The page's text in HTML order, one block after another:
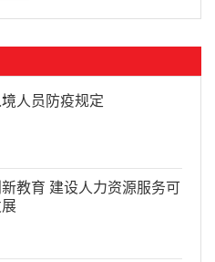
人员防疫规定
教育 建设人力资源服务可